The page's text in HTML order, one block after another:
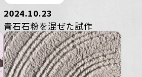
2024.10.23
青石石粉を混ぜた試作